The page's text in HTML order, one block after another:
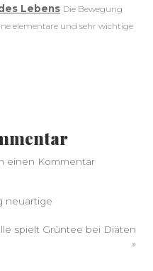
Lebens Die Bewegung
elementare und sehr wichtige
einen Kommentar
neuartige
spielt Grüntee bei Diäten
»